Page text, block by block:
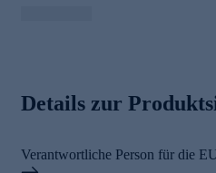
Details zur
Verantwortliche Person für die